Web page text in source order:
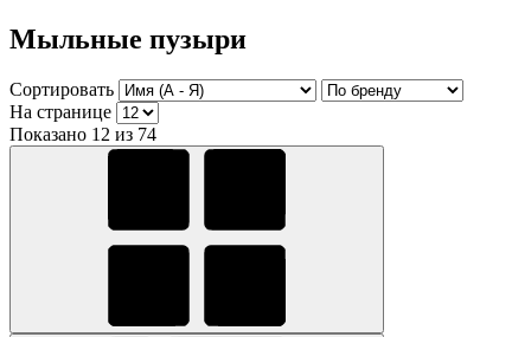
Мыльные пузыри
Сортировать
На странице
Показано 12 из 74